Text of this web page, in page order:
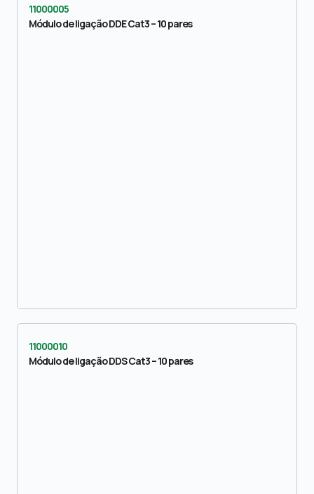
11000005
Módulo de ligação DDE Cat3 – 10 pares
11000010
Módulo de ligação DDS Cat3 – 10 pares